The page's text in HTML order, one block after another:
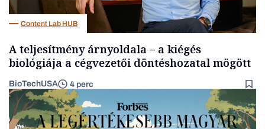
Content Lab HUB
A teljesítmény árnyoldala – a kiégés
biológiája a cégvezetői döntéshozatal mögött
BioTechUSA 4 perc